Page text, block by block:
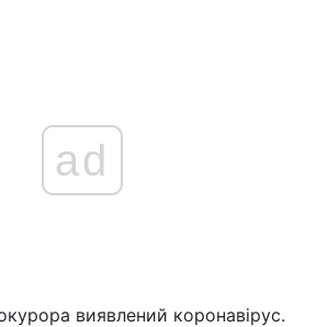
ad
виявлений коронавірус.